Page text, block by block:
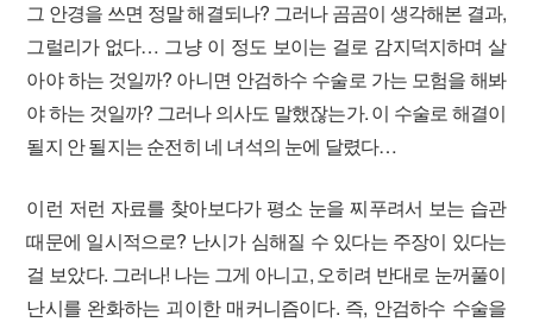
그 안경을 쓰면 정말 해결되나? 그러나 곰곰이 생각해본 결과,
그럴리가 없다… 그냥 이 정도 보이는 걸로 감지덕지하며 살
아야 하는 것일까? 아니면 안검하수 수술로 가는 모험을 해봐
야 하는 것일까? 그러나 의사도 말했잖는가. 이 수술로 해결이
될지 안 될지는 순전히 네 녀석의 눈에 달렸다…
이런 저런 자료를 찾아보다가 평소 눈을 찌푸려서 보는 습관
때문에 일시적으로? 난시가 심해질 수 있다는 주장이 있다는
걸 보았다. 그러나! 나는 그게 아니고, 오히려 반대로 눈꺼풀이
난시를 완화하는 괴이한 매커니즘이다. 즉, 안검하수 수술을